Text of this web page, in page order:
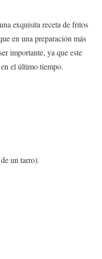
exquisita receta de fritos
en una preparación más
importante, ya que este
el último tiempo.
un tarro).